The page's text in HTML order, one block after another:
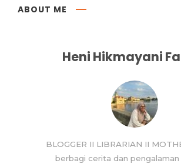
ABOUT ME
Heni Hikmayani
BLOGGER II LIBRARIAN II
berbagi cerita dan